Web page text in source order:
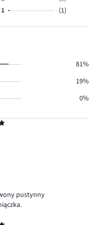
pustynny
1 (1)
81%
19%
0%